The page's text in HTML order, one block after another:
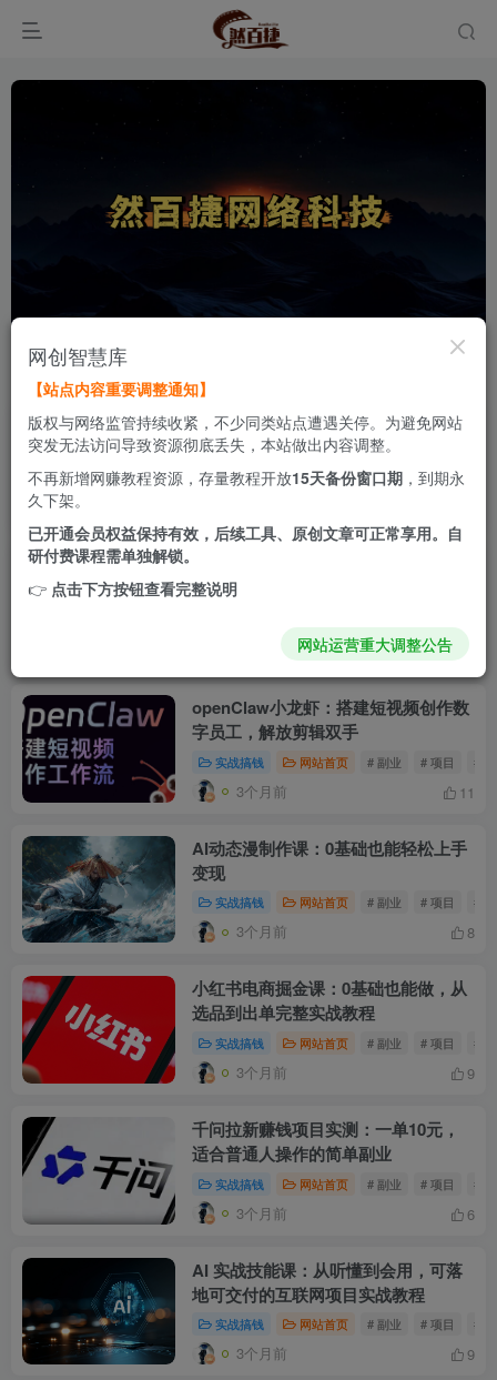
最新发布 第14页
AI短片创作课：0基础入门，实战落地
轻松出片
实战搞钱 网站首页 # 副业 # 项目
高效搞定
3个月前 5
openClaw小龙虾：搭建短视频创作数
字员工，解放剪辑双手
实战搞钱 网站首页 # 副业 # 项目 #
3个月前 11
AI动态漫制作课：0基础也能轻松上手
变现
实战搞钱 网站首页 # 副业 # 项目 #
3个月前 8
小红书电商掘金课：0基础也能做，从
选品到出单完整实战教程
实战搞钱 网站首页 # 副业 # 项目 #
3个月前 9
千问拉新赚钱项目实测：一单10元，
适合普通人操作的简单副业
实战搞钱 网站首页 # 副业 # 项目 #
3个月前 6
AI 实战技能课：从听懂到会用，可落
地可交付的互联网项目实战教程
实战搞钱 网站首页 # 副业 # 项目 #
3个月前 9
网创智慧库
【站点内容重要调整通知】
版权与网络监管持续收紧，不少同类站点遭遇关停。为避免网站
突发无法访问导致资源彻底丢失，本站做出内容调整。
不再新增网赚教程资源，存量教程开放15天备份窗口期 ，到期永
久下架。
已开通会员权益保持有效，后续工具、原创文章可正常享用。自
研付费课程需单独解锁。
👉 点击下方按钮查看完整说明
网站运营重大调整公告